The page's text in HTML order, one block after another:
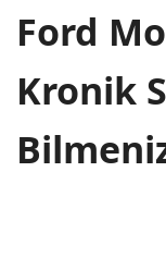
Ford
Kronik